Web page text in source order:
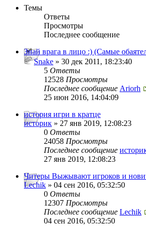
Темы
Ответы
Просмотры
Последнее сообщение
Знай врага в лицо :) (Самые
Snake » 30 дек 2011, 18:23:40
5 Ответы
12528 Просмотры
Последнее сообщение Ariorh
25 июн 2016, 14:04:09
история игри в кратце
историк » 27 янв 2019, 12:08:23
0 Ответы
24058 Просмотры
Последнее сообщение
27 янв 2019, 12:08:23
Читеры Выжывают игроков и
Lechik » 04 сен 2016, 05:32:50
0 Ответы
12307 Просмотры
Последнее сообщение Lechik
04 сен 2016, 05:32:50